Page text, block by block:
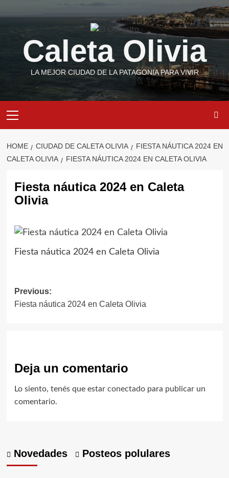
to
content
Caleta Olivia
LA MEJOR CIUDAD DE LA PATAGONIA PARA VIVIR
Menu
HOME CIUDAD DE CALETA OLIVIA
FIESTA NÁUTICA 2024 EN
CALETA OLIVIA
FIESTA NÁUTICA 2024 EN CALETA OLIVIA
Fiesta náutica 2024 en Caleta
Olivia
Fiesta náutica 2024 en Caleta Olivia
Post
navigation
Previous:
Fiesta náutica 2024 en Caleta Olivia
Deja un comentario
Lo siento, tenés que estar conectadopara publicar un
comentario.
Novedades Posteos polulares